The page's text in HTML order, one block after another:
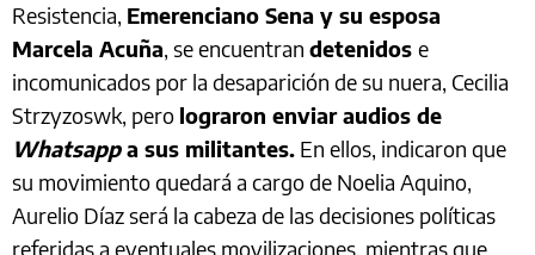
Resistencia, Emerenciano Sena y su esposa
Marcela Acuña, se encuentran detenidos e
incomunicados por la desaparición de su nuera, Cecilia
Strzyzoswk, pero lograron enviar audios de
Whatsappa sus militantes. En ellos, indicaron que
su movimiento quedará a cargo de Noelia Aquino,
Aurelio Díaz será la cabeza de las decisiones políticas
referidas a eventuales movilizaciones, mientras que